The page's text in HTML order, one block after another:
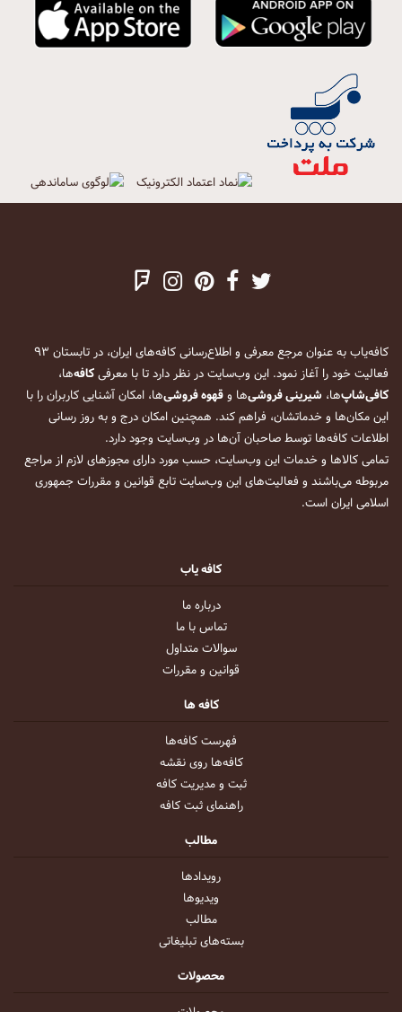
کافه‌یاب به عنوان مرجع معرفی و اطلاع‌رسانی کافه‌های ایران، در تابستان ۹۳
فعالیت خود را آغاز نمود. این وب‌سایت در نظر دارد تا با معرفیکافه‌ها،
کافی‌شاپ‌ها، شیرینی فروشی‌ها وقهوه فروشی‌ها، امکان آشنایی کاربران را با
این مکان‌ها و خدماتشان، فراهم کند. همچنین امکان درج و به روز رسانی
اطلاعات کافه‌ها توسط صاحبان آن‌ها در وب‌سایت وجود دارد.
تمامی کالاها و خدمات این وب‌سایت، حسب مورد دارای مجوزهای لازم از مراجع
مربوطه می‌باشند و فعالیت‌های این وب‌سایت تابع قوانین و مقررات جمهوری
اسلامی ایران است.
کافه یاب
درباره ما
تماس با ما
سوالات متداول
قوانین و مقررات
کافه ها
فهرست کافه‌ها
کافه‌ها روی نقشه
ثبت و مدیریت کافه
راهنمای ثبت کافه
مطالب
رویداد‌ها
ویدیو‌ها
مطالب
بسته‌های تبلیغاتی
محصولات